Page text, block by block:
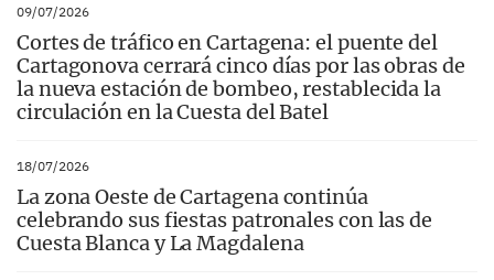
09/07/2026
Cortes de tráfico en Cartagena: el puente del
Cartagonova cerrará cinco días por las obras de
la nueva estación de bombeo, restablecida la
circulación en la Cuesta del Batel
18/07/2026
La zona Oeste de Cartagena continúa
celebrando sus fiestas patronales con las de
Cuesta Blanca y La Magdalena